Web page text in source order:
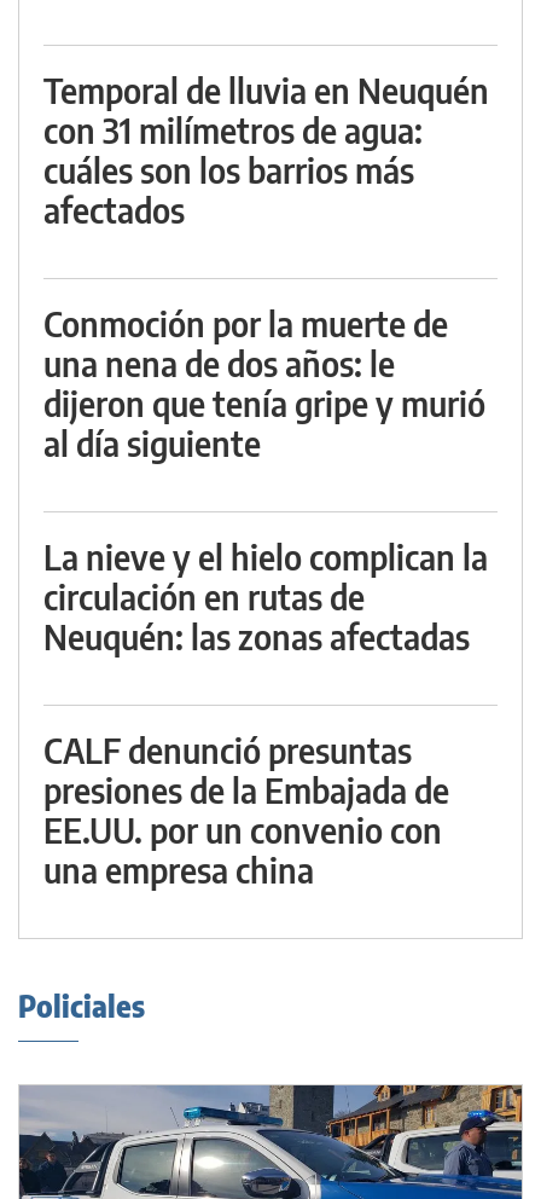
Temporal de lluvia en Neuquén
con 31 milímetros de agua:
cuáles son los barrios más
afectados
Conmoción por la muerte de
una nena de dos años: le
dijeron que tenía gripe y murió
al día siguiente
La nieve y el hielo complican la
circulación en rutas de
Neuquén: las zonas afectadas
CALF denunció presuntas
presiones de la Embajada de
EE.UU. por un convenio con
una empresa china
Policiales